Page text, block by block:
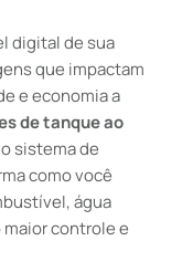
digital de sua
que impactam
e economia a
de tanque ao
sistema de
como você
água
controle e